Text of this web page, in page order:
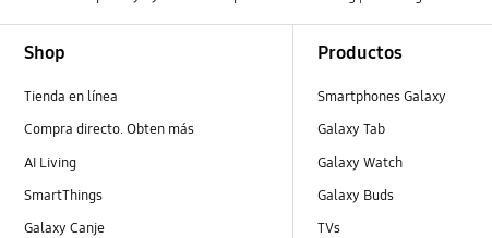
Shop
Tienda en línea
Compra directo. Obten más
AI Living
SmartThings
Galaxy Canje
Productos
Smartphones Galaxy
Galaxy Tab
Galaxy Watch
Galaxy Buds
TVs